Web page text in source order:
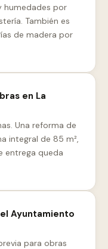
humedades por
También es
de madera por
en La
Una reforma de
integral de 85 m²,
entrega queda
Ayuntamiento
para obras